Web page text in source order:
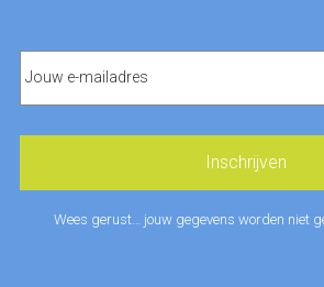
Wees gerust… jouw gegevens worden niet